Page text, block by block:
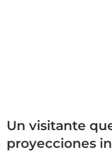
Un visitante
proyecciones